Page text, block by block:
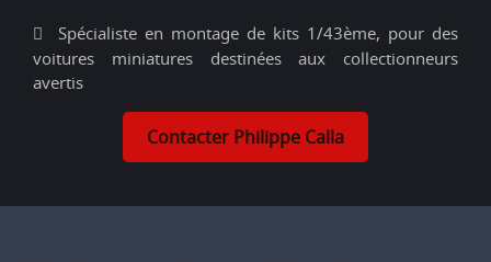
Spécialiste en montage de kits 1/43ème, pour des
voitures miniatures destinées aux collectionneurs
avertis
Contacter Philippe Calla